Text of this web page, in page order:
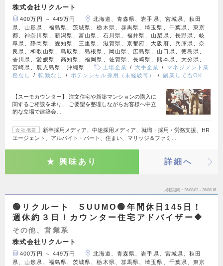
株式会社リクルート
400万円 ～ 449万円
北海道、青森県、岩手県、宮城県、秋田
県、山形県、福島県、茨城県、栃木県、群馬県、埼玉県、千葉県、東京
都、神奈川県、新潟県、富山県、石川県、福井県、山梨県、長野県、岐
阜県、静岡県、愛知県、三重県、滋賀県、京都府、大阪府、兵庫県、奈
良県、和歌山県、鳥取県、島根県、岡山県、広島県、山口県、徳島県、
香川県、愛媛県、高知県、福岡県、佐賀県、長崎県、熊本県、大分県、
宮崎県、鹿児島県、沖縄県
上場企業 大手企業
マネジメント業
務なし
転勤なし ポテンシャル採用（未経験可） 副業してもOK
【スーモカウンター】 注文住宅や新築マンションの購入に
関するご相談を承り、 ご要望を整理しながらお客様へ中立
的な立場で建築会…
会社概要
新卒採用メディア、中途採用メディア、就職・採用・労務支援、HR
エージェント、アルバイト・パート、住まい、マリッジ＆ファミ…
興味あり 詳細へ
掲載期間 26/08/03～26/08/16
🟢リクルート SUUMO🟢年間休日145日！
週休約３日！カウンター住宅アドバイザー🔶
その他、営業系
株式会社リクルート
400万円 ～ 449万円
北海道、青森県、岩手県、宮城県、秋田
県、山形県、福島県、茨城県、栃木県、群馬県、埼玉県、千葉県、東京